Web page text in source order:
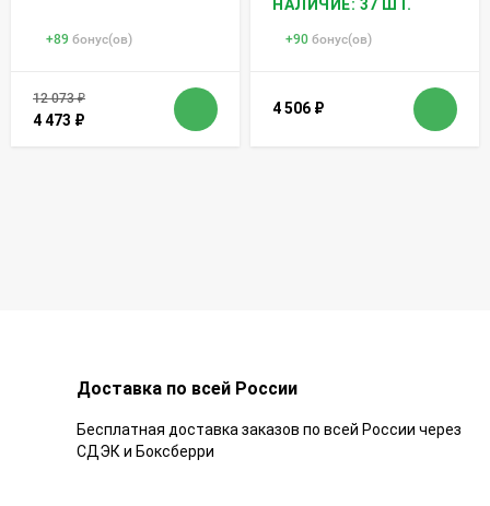
+89 бонус(ов)
12 073₽
4 473 ₽
НАЛИЧИЕ: 37 ШТ.
+90 бонус(ов)
4 506 ₽
Доставка по всей России
Бесплатная доставка заказов по всей России через
СДЭК и Боксберри